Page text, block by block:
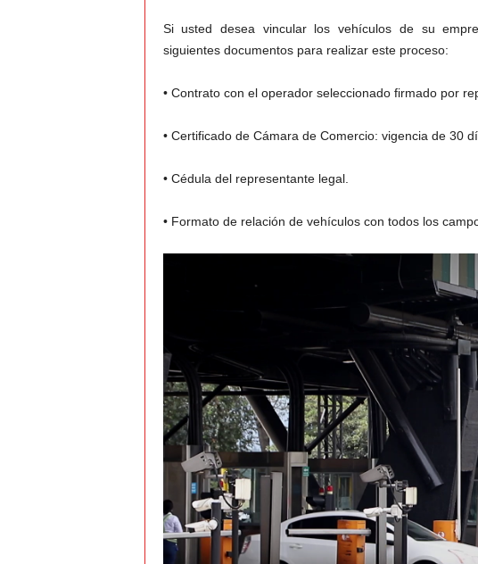
Si usted desea vincular los vehículos de su
siguientes documentos para realizar este proceso:
• Contrato con el operador seleccionado firmado por
• Certificado de Cámara de Comercio: vigencia de 30
• Cédula del representante legal.
• Formato de relación de vehículos con todos los